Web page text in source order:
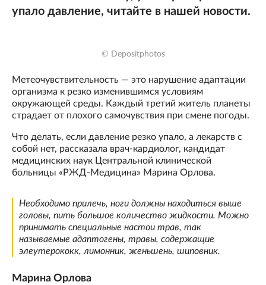
упало давление, читайте в нашей новости.
© Depositphotos
Метеочувствительность — это нарушение адаптации
организма к резко изменившимся условиям
окружающей среды. Каждый третий житель планеты
страдает от плохого самочувствия при смене погоды.
Что делать, если давление резко упало, а лекарств с
собой нет, рассказала врач-кардиолог, кандидат
медицинских наук Центральной клинической
больницы «РЖД-Медицина» Марина Орлова.
Необходимо прилечь, ноги должны находиться выше
головы, пить большое количество жидкости. Можно
принимать специальные настои трав, так
называемые адаптогены, травы, содержащие
элеутерококк, лимонник, женьшень, шиповник.
Марина Орлова